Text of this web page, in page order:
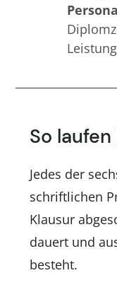
So
Jedes der
schriftlichen
Klausur
dauert und
besteht.